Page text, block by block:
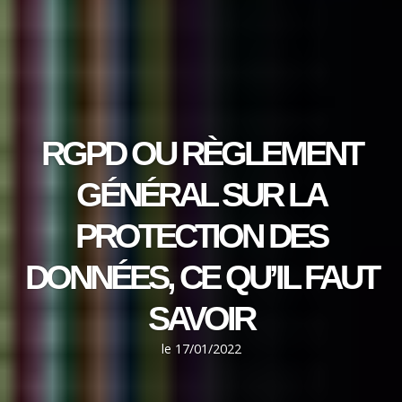
RGPD OU RÈGLEMENT
GÉNÉRAL SUR LA
PROTECTION DES
DONNÉES, CE QU’IL FAUT
SAVOIR
le 17/01/2022